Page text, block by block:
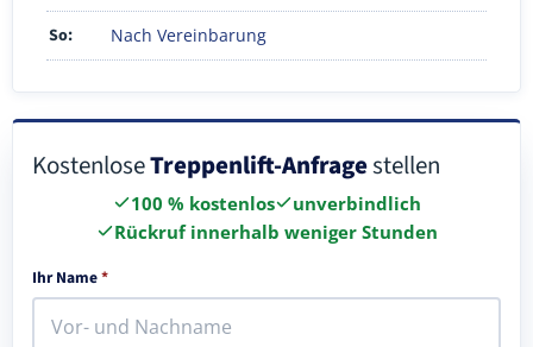
So: Nach Vereinbarung
KostenloseTreppenlift-Anfragestellen
100 % kostenlos
unverbindlich
Rückruf innerhalb weniger Stunden
Ihr Name*